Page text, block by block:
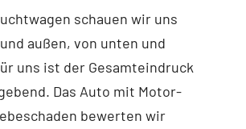
schauen wir uns
außen, von unten und
uns ist der Gesamteindruck
Das Auto mit Motor-
bewerten wir